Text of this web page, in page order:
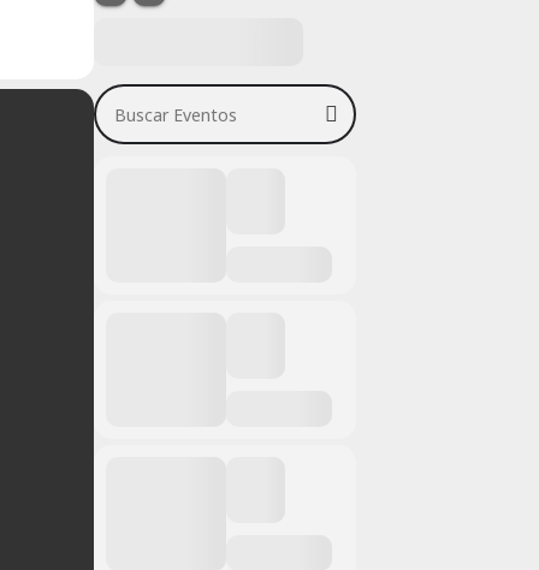
Buscar Eventos